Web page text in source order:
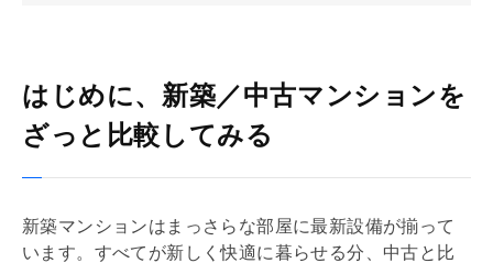
はじめに、新築／中古マンションを
ざっと比較してみる
新築マンションはまっさらな部屋に最新設備が揃って
います。すべてが新しく快適に暮らせる分、中古と比